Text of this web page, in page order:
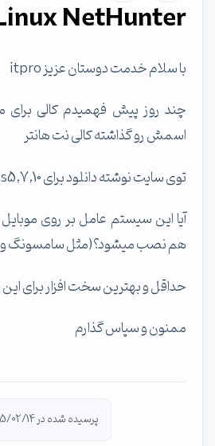
Linux NetHunter
با سلام خدمت دوستان عزیز itpro
چند روز پیش فهمیدم کالی برای
اسمش رو گذاشته کالی نت هانتر
توی سایت نوشته دانلود برای nexus5,7,10 و oneplus
آیا این سیستم عامل بر روی موبایل های
هم نصب میشود؟(مثل سامسونگ و
حداقل و بهترین سخت افزار برای این
ممنون و سپاس گذارم
پرسیده شده در 1395/02/14 توسط